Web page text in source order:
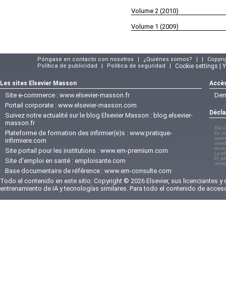
Volume 2 (2010)
Volume 1 (2009)
Póngase en contacto con nosotros | ¿Quiénes somos? | |
Política de publicidad
| Política de seguridad | Cookie settings |
Les sites Elsevier Masson
Site e-commerce : www.elsevier-masson.fr
Portail corporate : www.elsevier-masson.com
Suivez notre actualité sur le blog Elsevier Masson : blog.elsevier-
masson.fr
Plateforme de formation des infirmier(e)s : www.pratique-
infirmiere.com
Site portail pour les institutions : www.em-premium.com
Site d'emploi en santé : emploisante.com
Base documentaire de référence : www.em-consulte.com
EM-
En
La
El
Todo el contenido en este sitio: Copyright © 2026 Elsevier, sus licenciantes
entrenamiento de IA y tecnologías similares. Para todo el contenido de